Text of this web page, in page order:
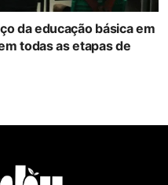
da educação básica em
todas as etapas de